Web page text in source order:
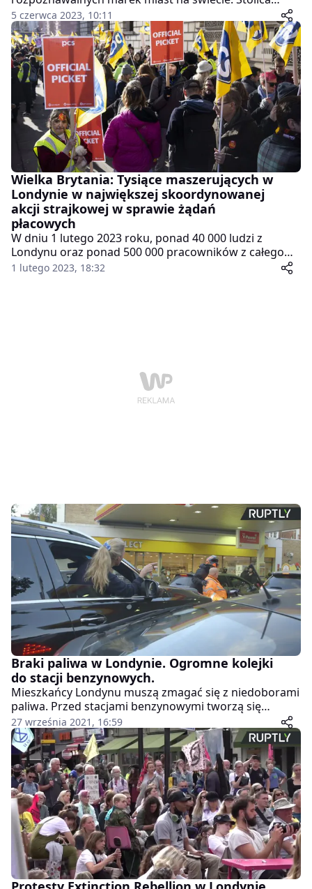
Wielkiej Brytanii wyprzedziła w rankingu Brand Finance
City Index 2023 takie metropolie jak Nowy Jork, Paryż
czy Sydney.
5 czerwca 2023, 10:11
Wielka Brytania: Tysiące maszerujących w
Londynie w największej skoordynowanej
akcji strajkowej w sprawie żądań
płacowych
W dniu 1 lutego 2023 roku, ponad 40 000 ludzi z
Londynu oraz ponad 500 000 pracowników z całego
kraju wzięło udział w największym strajku od
1 lutego 2023, 18:32
Braki paliwa w Londynie. Ogromne kolejki
do stacji benzynowych.
Mieszkańcy Londynu muszą zmagać się z niedoborami
paliwa. Przed stacjami benzynowymi tworzą się
gigantyczne kolejki. Często, żeby zatankować trzeba
czekać po kilka godzin.
27 września 2021, 16:59